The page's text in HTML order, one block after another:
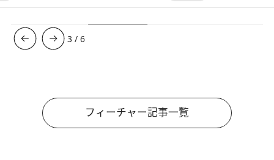
3 /6
フィーチャー記事一覧